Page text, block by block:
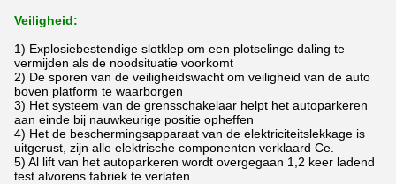
Veiligheid:
1) Explosiebestendige slotklep om een plotselinge daling te
vermijden als de noodsituatie voorkomt
2) De sporen van de veiligheidswacht om veiligheid van de auto
boven platform te waarborgen
3) Het systeem van de grensschakelaar helpt het autoparkeren
aan einde bij nauwkeurige positie opheffen
4) Het de beschermingsapparaat van de elektriciteitslekkage is
uitgerust, zijn alle elektrische componenten verklaard Ce.
5) Al lift van het autoparkeren wordt overgegaan 1,2 keer ladend
test alvorens fabriek te verlaten.